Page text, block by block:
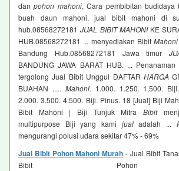
danpohon mahoni, Cara pembibitan budidaya
buah daun mahoni. jual bibit mahoni di
hub.08568272181JUAL BIBIT MAHONIKE
HUB.08568272181 ... menyediakan Bibit
Bandung Hub.08568272181 Jawa timur
BANDUNG JAWA BARAT HUB. ... Penanaman
tergolong Jual Bibit Unggul DAFTAR HARGA
BUAHAN ..... Mahoni. 1.000. 1.250. 1,500.
2.000. 3.500. 4.500. Biji. Pinus. 18 [Jual] Biji
Bibit Mahoni | Biji Tunjuk Mitra Bibit
multipurpose Biji yang kami jualadalah ...
mengurangi polusi udara sekitar 47% - 69%
Jual Bibit Pohon Mahoni Murah - Jual Bibit
Bibit Pohon